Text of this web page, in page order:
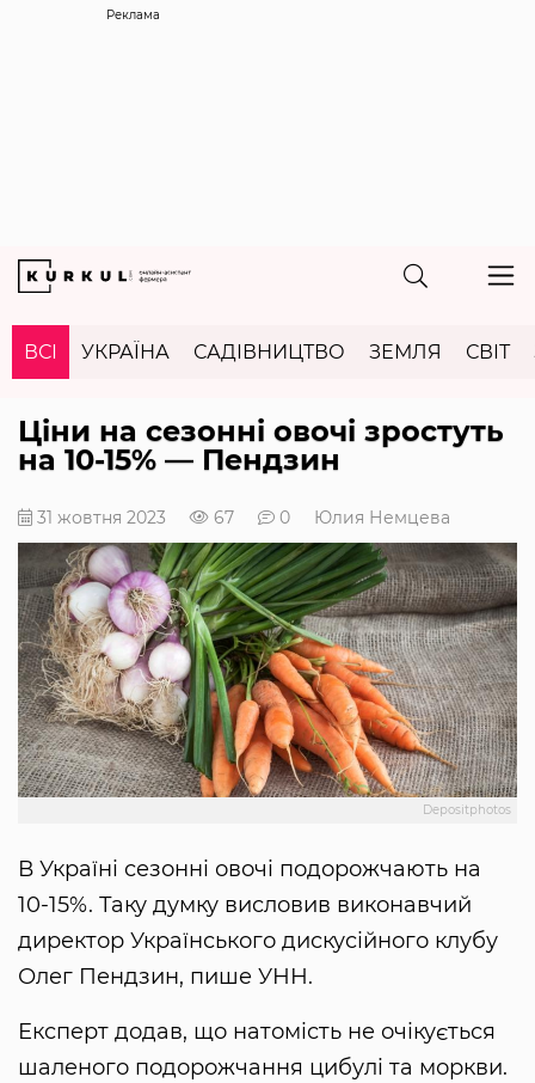
Реклама
ВСІ УКРАЇНА САДІВНИЦТВО ЗЕМЛЯ СВІТ
Ціни на сезонні овочі зростуть
на 10-15% — Пендзин
31 жовтня 2023 67 0 Юлия Немцева
Depositphotos
В Україні сезонні овочі подорожчають на
10-15%. Таку думку висловив виконавчий
директор Українського дискусійного клубу
Олег Пендзин, пише УНН.
Експерт додав, що натомість не очікується
шаленого подорожчання цибулі та моркви.